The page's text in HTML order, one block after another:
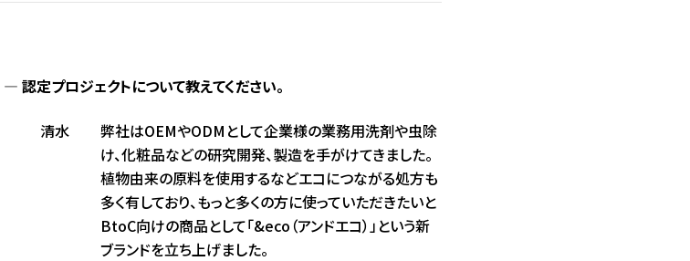
認定プロジェクトについて教えてください。
清水
弊社はOEMやODMとして企業様の業務用洗剤や虫除
け、化粧品などの研究開発、製造を手がけてきました。
植物由来の原料を使用するなどエコにつながる処方も
多く有しており、もっと多くの方に使っていただきたいと
BtoC向けの商品として「&eco（アンドエコ）」という新
ブランドを立ち上げました。